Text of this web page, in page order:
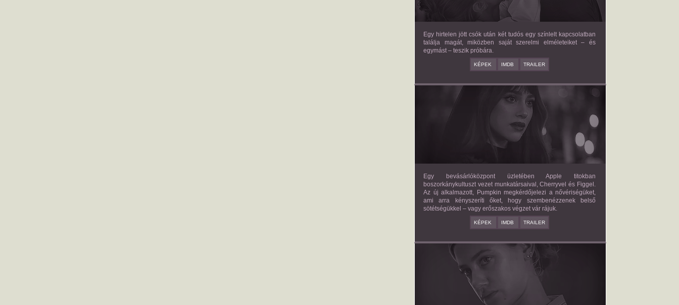
Egy hirtelen jött csók után két tudós egy színlelt kapcsolatban
találja magát, miközben saját szerelmi elméleteiket – és
egymást – teszik próbára.
KÉPEK IMDB TRAILER
FORBIDDEN FRUITS
2026/03/27
APPLE
Egy bevásárlóközpont üzletében Apple titokban
boszorkánykultuszt vezet munkatársaival, Cherryvel és Figgel.
Az új alkalmazott, Pumpkin megkérdőjelezi a nővériségüket,
ami arra kényszeríti őket, hogy szembenézzenek belső
sötétségükkel – vagy erőszakos végzet vár rájuk.
KÉPEK IMDB TRAILER
AMERICAN SWEATSHOP
DAISY MORIARTY